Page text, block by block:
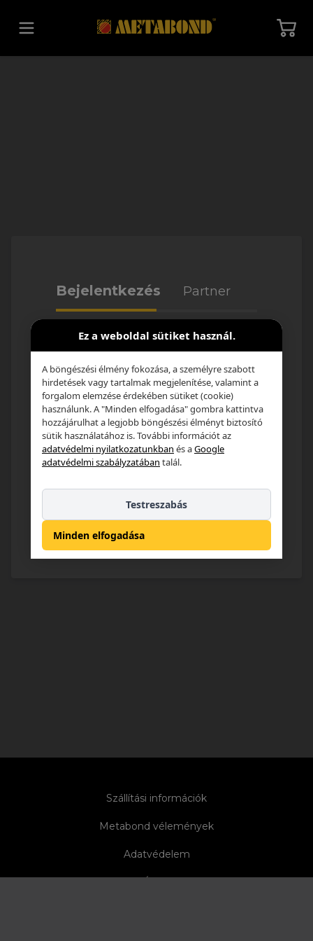
Bejelentkezés Partner
Email cím*
Jelszó*
Elfelejtettem a jelszavam
Regisztráció
Szállítási információk
Metabond vélemények
Adatvédelem
Ez a weboldal sütiket használ.
A böngészési élmény fokozása, a személyre szabott
hirdetések vagy tartalmak megjelenítése, valamint a
forgalom elemzése érdekében sütiket (cookie)
használunk. A "Minden elfogadása" gombra kattintva
hozzájárulhat a legjobb böngészési élményt biztosító
sütik használatához is. További információt az
adatvédelmi nyilatkozatunkban és aGoogle
adatvédelmi szabályzatában talál.
Minden elfogadása
Testreszabás